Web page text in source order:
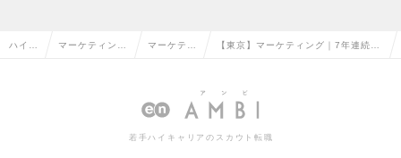
ハイク マーケティン マーケティ
企画の転職
【東京】マーケティング｜7年連続世
ご経験を活かしませんか？の求人情報
若手ハイキャリアのスカウト転職